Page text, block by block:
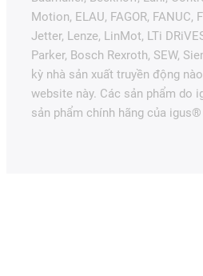
Motion, ELAU, FAGOR, FANUC,
Jetter, Lenze, LinMot, LTi
Parker, Bosch Rexroth, SEW,
kỳ nhà sản xuất truyền động
website này. Các sản phẩm do
sản phẩm chính hãng của igus®